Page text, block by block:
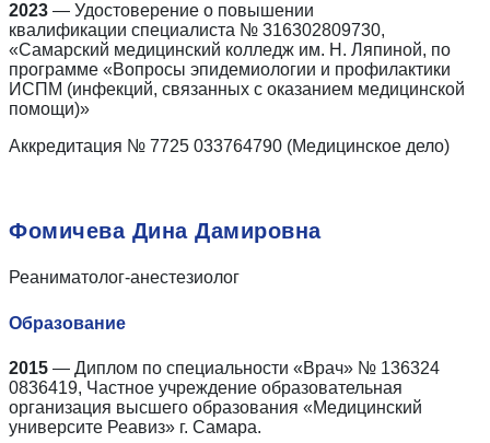
2023 — Удостоверение о повышении
квалификации специалиста № 316302809730,
«Самарский медицинский колледж им. Н. Ляпиной, по
программе «Вопросы эпидемиологии и профилактики
ИСПМ (инфекций, связанных с оказанием медицинской
помощи)»
Аккредитация № 7725 033764790 (Медицинское дело)
Фомичева Дина Дамировна
Реаниматолог-анестезиолог
Образование
2015 — Диплом по специальности «Врач» № 136324
0836419, Частное учреждение образовательная
организация высшего образования «Медицинский
университе Реавиз» г. Самара.